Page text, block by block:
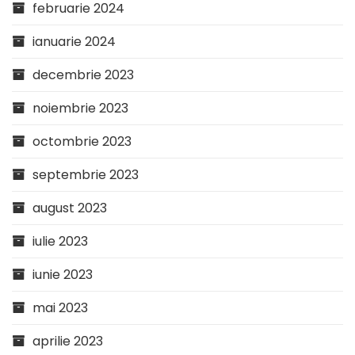
februarie 2024
ianuarie 2024
decembrie 2023
noiembrie 2023
octombrie 2023
septembrie 2023
august 2023
iulie 2023
iunie 2023
mai 2023
aprilie 2023